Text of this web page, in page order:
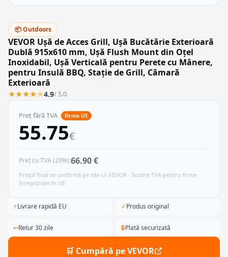
📦 Outdoors
VEVOR Ușă de Acces Grill, Ușă Bucătărie Exterioară
Dublă 915x610 mm, Ușă Flush Mount din Oțel
Inoxidabil, Ușă Verticală pentru Perete cu Mânere,
pentru Insulă BBQ, Stație de Grill, Cămară
Exterioară
★★★★★4.9/ 5.0
Preț fără TVA Firme UE
55.75€
Preț cu TVA (20%):66.90 €
Prețul final se confirmă pe site-ul VEVOR · Scutire TVA pentru firme
înregistrate în UE
⚡Livrare rapidă EU ✓Produs original
↩Retur 30 zile 🔒Plată securizată
🛒 Cumpără pe VEVOR